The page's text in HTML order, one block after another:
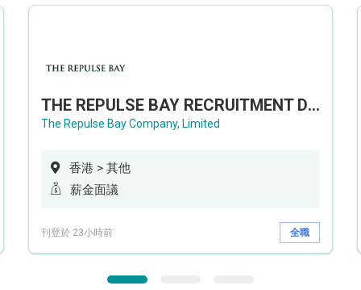
THE REPULSE BAY RECRUITMENT DAY 淺水灣影灣園人才招聘會
The Repulse Bay Company, Limited
香港 > 其他
薪金面議
刊登於 23小時前 全職